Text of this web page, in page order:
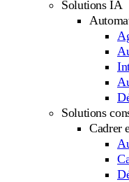
Solutions IA
Solutions
Cadrer